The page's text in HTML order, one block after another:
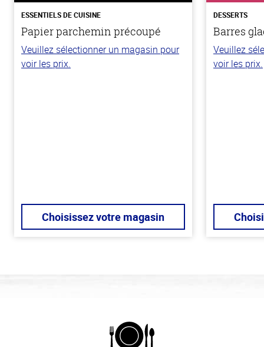
ESSENTIELS DE CUISINE
Papier parchemin précoupé
Veuillez sélectionner un magasin pour
voir les prix.
Choisissez votre magasin
DESSERTS
Barres
Veuillez
voir les prix.